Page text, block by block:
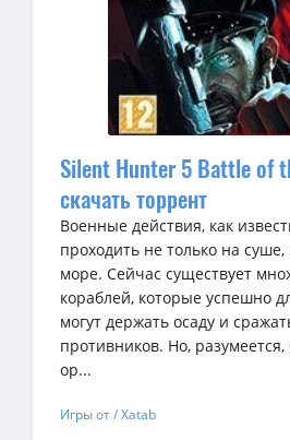
Silent Hunter 5 Battle of
скачать торрент
Военные действия, как
проходить не только на
море. Сейчас существует
кораблей, которые успешно
могут держать осаду и
противников. Но,
ор...
Игры от / Xatab